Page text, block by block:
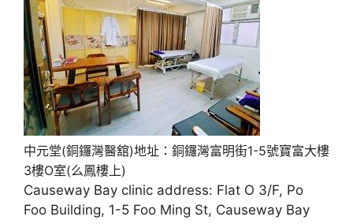
中元堂(銅鑼灣醫舘)地址：銅鑼灣富明街1-5號寶富大樓
3樓O室(么鳳樓上)
Causeway Bay clinic address: Flat O 3/F, Po
Foo Building, 1-5 Foo Ming St, Causeway Bay